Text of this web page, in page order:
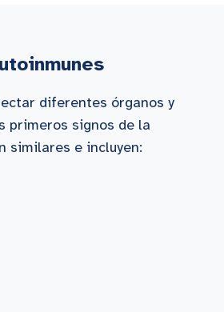
diferentes órganos y
primeros signos de la
similares e incluyen: